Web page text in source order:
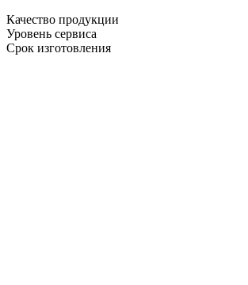
Качество продукции
Уровень сервиса
Срок изготовления